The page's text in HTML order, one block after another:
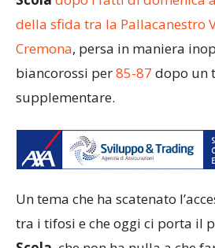
della sfida tra la Pallacanestro
Cremona, persa in maniera
biancorossi per85-87 dopo un
supplementare.
Un tema che ha scatenato
tra i tifosi e che oggi ci porta il